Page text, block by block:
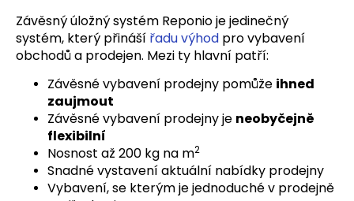
Závěsný úložný systém Reponio je jedinečný
systém, který přináší řadu výhod pro vybavení
obchodů a prodejen. Mezi ty hlavní patří:
Závěsné vybavení prodejny pomůže ihned
zaujmout
Závěsné vybavení prodejny je neobyčejně
flexibilní
Nosnost až 200 kg na m2
Snadné vystavení aktuální nabídky prodejny
Vybavení, se kterým je jednoduché v prodejně